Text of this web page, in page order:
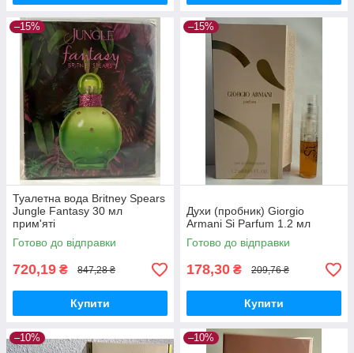
–15%
Туалетна вода Britney Spears
Jungle Fantasy 30 мл
прим'яті
Готово до відправки
720,19 ₴ 847,28 ₴
Купити
–15%
Духи (пробник) Giorgio
Armani Si Parfum 1.2 мл
Готово до відправки
178,30 ₴ 209,76 ₴
Купити
–10% –10%